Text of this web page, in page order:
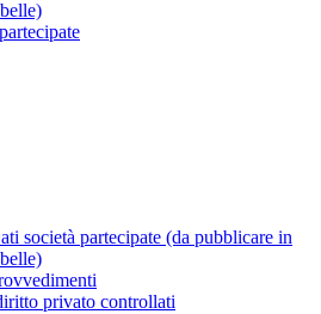
società partecipate (da pubblicare in
privato controllati